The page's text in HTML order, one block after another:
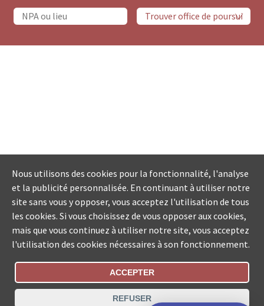
Statut De La Commande
Nous utilisons des cookies pour la fonctionnalité, l'analyse
et la publicité personnalisée. En continuant à utiliser notre
site sans vous y opposer, vous acceptez l'utilisation de tous
les cookies. Si vous choisissez de vous opposer aux cookies,
mais que vous continuez à utiliser notre site, vous acceptez
l'utilisation des cookies nécessaires à son fonctionnement.
ACCEPTER
REFUSER